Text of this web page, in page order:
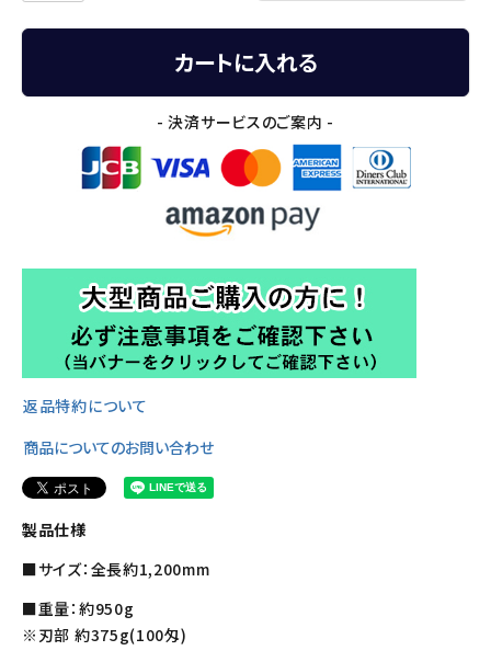
カートに入れる
- 決済サービスのご案内 -
返品特約について
商品についてのお問い合わせ
製品仕様
■サイズ：全長約1,200mm
■重量：約950g
※刃部 約375g(100匁)